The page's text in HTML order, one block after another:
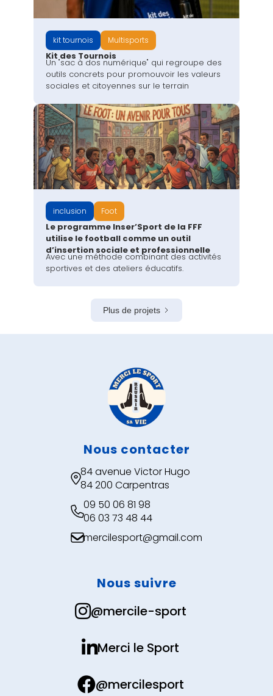
kit tournois Multisports
Kit des Tournois
Un "sac à dos numérique" qui regroupe des
outils concrets pour promouvoir les valeurs
sociales et citoyennes sur le terrain
inclusion Foot
Le programme Inser’Sport de la FFF
utilise le football comme un outil
d’insertion sociale et professionnelle
Avec une méthode combinant des activités
sportives et des ateliers éducatifs.
Plus de projets
Nous contacter
84 avenue Victor Hugo
84 200 Carpentras
09 50 06 81 98
06 03 73 48 44
mercilesport@gmail.com
Nous suivre
@mercile-sport
Merci le Sport
@mercilesport